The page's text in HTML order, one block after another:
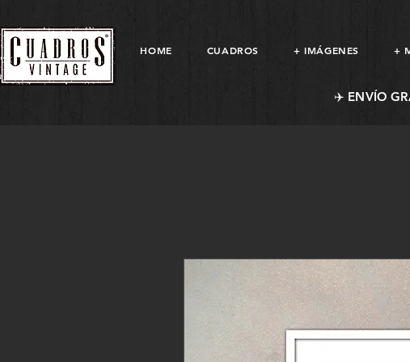
HOME CUADROS + IMÁGENES +
✈️ ENVÍO